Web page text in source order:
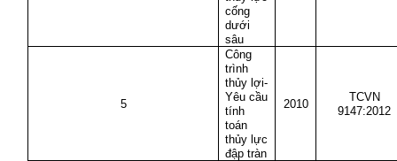
cống
dưới
sâu
5
Công
trình
thủy lợi-
Yêu cầu
tính
toán
thủy lực
đập tràn
2010
TCVN
9147:2012